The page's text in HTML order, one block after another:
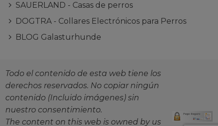
SAUERLAND - Casas de perros
DOGTRA - Collares Electrónicos para Perros
BLOG Galasturhunde
Todo el contenido de esta web tiene los
derechos reservados. No copiar ningún
contenido (Incluido imágenes) sin
nuestro consentimiento.
The content on this web is owned by us